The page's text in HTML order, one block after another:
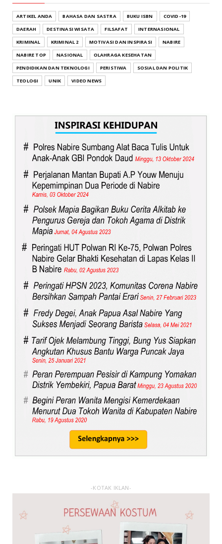
ARTIKEL ANDA BAHASA DAN SASTRA BUKU ISBN
COVID-19
DAERAH
DESTINASI WISATA FILSAFAT
INTERNASIONAL
KRIMINAL
KRIMINAL 2 MOTIVASI DAN INSPIRASI
NABIRE
NABIRE TOP
NASIONAL
OLAHRAGA KESEHATAN
PENDIDIKAN DAN TEKNOLOGI
PERISTIWA
SOSIAL DAN POLITIK
TEOLOGI
UNIK VIDEO NEWS
-KOTAK IKLAN-